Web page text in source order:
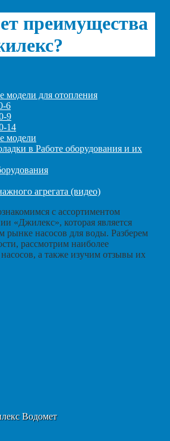
преимущества
модели для отопления
6
9
14
модели
в Работе оборудования и их
агрегата (видео)
с ассортиментом
«Джилекс», которая является
рынке насосов для воды. Разберем
рассмотрим наиболее
а также изучим отзывы их
Водомет